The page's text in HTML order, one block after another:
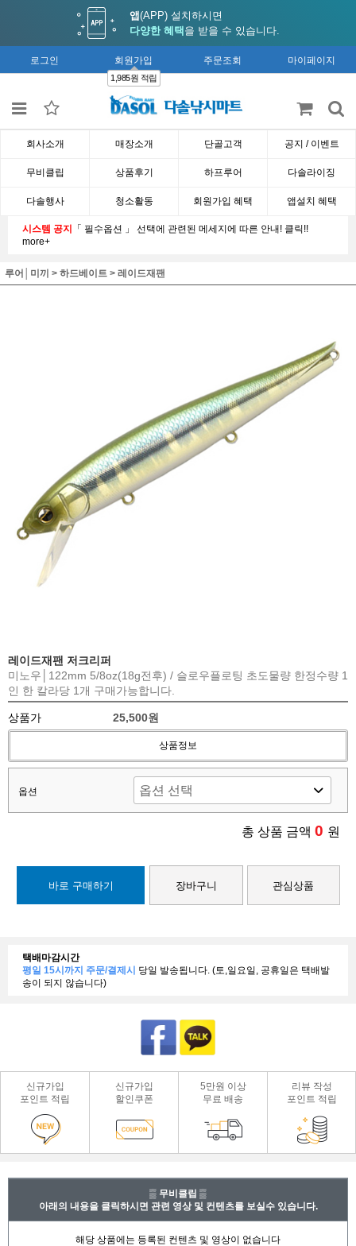
앱(APP) 설치하시면
다양한 혜택 을 받을 수 있습니다.
로그인 회원가입
1,985원 적립
주문조회 마이페이지
회사소개 매장소개 단골고객 공지 / 이벤트
무비클립 상품후기 하프루어 다솔라이징
다솔행사 청소활동 회원가입 혜택 앱설치 혜택
시스템 공지 「 필수옵션 」 선택에 관련된 메세지에 따른 안내! 클릭!!
more+
루어│미끼 > 하드베이트 > 레이드재팬
레이드재팬 저크리퍼
미노우│122mm 5/8oz(18g전후) / 슬로우플로팅 초도물량 한정수량 1
인 한 칼라당 1개 구매가능합니다.
상품가 25,500원
상품정보
옵션
총 상품 금액 0 원
바로 구매하기 장바구니 관심상품
택배마감시간
평일 15시까지 주문/결제시 당일 발송됩니다. (토,일요일, 공휴일은 택배발
송이 되지 않습니다)
신규가입
포인트 적립
신규가입
할인쿠폰
5만원 이상
무료 배송
리뷰 작성
포인트 적립
▒ 무비클립 ▒
아래의 내용을 클릭하시면 관련 영상 및 컨텐츠를 보실수 있습니다.